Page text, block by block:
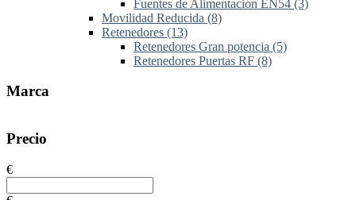
Fuentes de Alimentación EN54 (3)
Movilidad Reducida (8)
Retenedores (13)
Retenedores Gran potencia (5)
Retenedores Puertas RF (8)
Marca
Precio
€